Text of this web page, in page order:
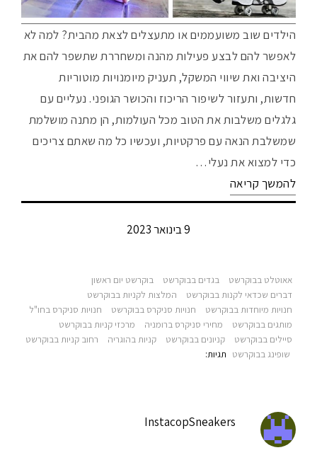
הילדים שוב משועממים או מתעצלים לצאת מהבית? למה לא
לאפשר להם לבצע פעילות מהנה ומשחררת שתשפר להם את
היציבה ואת שיווי המשקל, תעניק מיומנויות מוטוריות
חדשות, ותעזור לשיפור הריכוז והכושר הגופני. נעליים עם
גלגלים משלבות את הטוב מכל העולמות, הן מתנה מושלמת
שמשלבת הנאה עם פרקטיות, ועכשיו כל מה שאתם צריכים
כדי למצוא את נעלי…
להמשך קריאה
9 בינואר 2023
אאוטלט בבוקרשט בגדים בבוקרשט
בוקרשט יום ראשון
דברים שכדאי לקנות בבוקרשט
המלצות לקניות בבוקרשט
חנויות מיוחדות בבוקרשט
חנויות סניקרס בבוקרשט
חנויות סניקרס בחו"ל
מותגים בבוקרשט
מחירי סניקרס ברומניה
מרכזי קניות בבוקרשט
סיילים בבוקרשט
קניונים בבוקרשט קניות בהוגריה
רחוב קניות בבוקרשט
שופינג בבוקרשט תגיות‫:
InstacopSneakers